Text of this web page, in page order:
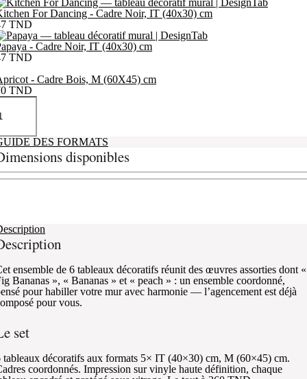
For Dancing - Cadre Noir, IT (40x30) cm
TND
- Cadre Noir, IT (40x30) cm
TND
- Cadre Bois, M (60X45) cm
TND
DES FORMATS
disponibles
ensemble de 6 tableaux décoratifs réunit des œuvres assorties dont «
Bananas », « Bananas » et « peach » : un ensemble coordonné,
pour habiller votre mur avec harmonie — l’agencement est déjà
pour vous.
set
tableaux décoratifs aux formats 5× IT (40×30) cm, M (60×45) cm.
coordonnés. Impression sur vinyle haute définition, chaque